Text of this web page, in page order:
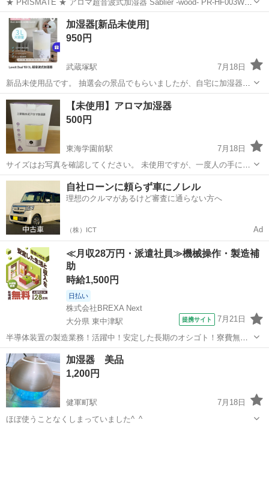
★ PRISMATE ★ アロマ超音波式加湿器 Sablier -wood- PR-HF003W
★ アロマ 加湿器 スリムで高さが80㌢あります。縦に長くてスリムな
ので場所を取らないかと思います。 潤い お洒落 ...
熊本 熊本市 竜田口駅 季節、空調家電
加湿器[新品未使用]
950円
武蔵塚駅
7月18日
新品未使用品です。 抽選会の景品でもらいましたが、自宅に加湿器が
あるため使用予定がなく出品致します。
熊本 熊本市 武蔵塚駅 季節、空調家電
【未使用】アロマ加湿器
500円
東海学園前駅
7月18日
サイズはお写真を確認してください。 未使用ですが、一度人の手に渡
ったものなので、ご了承ください。
熊本 熊本市 東海学園前駅 季節、空調家電
自社ローンに頼らず車にノレル
理想のクルマがあるけど審査に通らない方へ
（株）ICT Ad
≪月収28万円・派遣社員≫機械操作・製造補
助
時給1,500円
日払い
株式会社BREXA Next
大分県 東中津駅
提携サイト 7月21日
半導体装置の製造業務！活躍中！安定した長期のオシゴト！寮費無料
★赴任旅費会社負担◎20代～40代の男性活躍中★未経験活躍中！高時
給1,500円！《大分県中津市》 人気の工場のお仕事 ◇半導体装置内部
のシート製造◇ ＊クリー...
大分 中津市 東中津駅
加湿器 美品
1,200円
健軍町駅
7月18日
ほぼ使うことなくしまっていました^_^